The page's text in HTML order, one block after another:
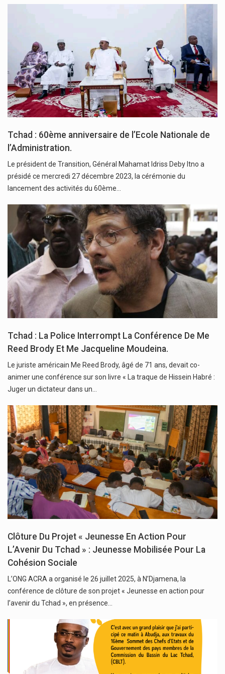
Tchad : 60ème anniversaire de l’Ecole Nationale de
l’Administration.
Le président de Transition, Général Mahamat Idriss Deby Itno a
présidé ce mercredi 27 décembre 2023, la cérémonie du
lancement des activités du 60ème…
Tchad : La Police Interrompt La Conférence De Me
Reed Brody Et Me Jacqueline Moudeina.
Le juriste américain Me Reed Brody, âgé de 71 ans, devait co-
animer une conférence sur son livre « La traque de Hissein Habré :
Juger un dictateur dans un…
Clôture Du Projet « Jeunesse En Action Pour
L’Avenir Du Tchad » : Jeunesse Mobilisée Pour La
Cohésion Sociale
L’ONG ACRA a organisé le 26 juillet 2025, à N’Djamena, la
conférence de clôture de son projet « Jeunesse en action pour
l’avenir du Tchad », en présence…